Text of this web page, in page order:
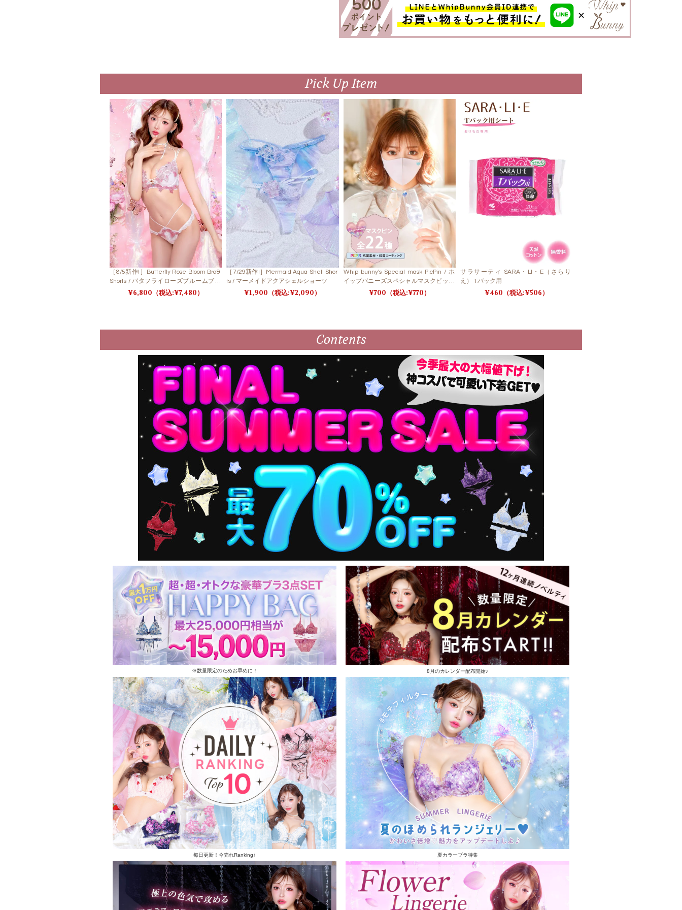
Pick Up Item
［8/5新作!］Butterfly Rose Bloom Bra&
Shorts / バタフライローズブルームブラ
＆ショーツ6,800 7,480
［7/29新作!］Mermaid Aqua Shell Shor
ts / マーメイドアクアシェルショーツ
1,900 2,090
Whip bunny's Special mask PicPin / ホ
イップバニーズスペシャルマスクピック
700 770
サラサーティ SARA・LI・E（さらり
え） Tバック用
460 506
Contents
※数量限定のためお早めに！ 8月のカレンダー配布開始♪
毎日更新！今売れRanking♪ 夏カラーブラ特集